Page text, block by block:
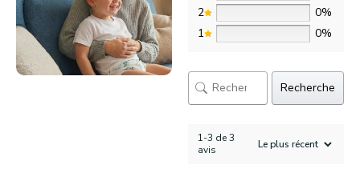
2
0%
1
0%
Recherche
1-3 de 3
avis